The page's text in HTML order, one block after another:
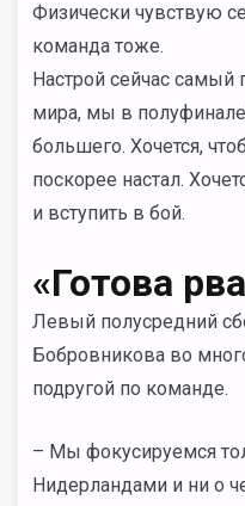
Физически чувствую
команда тоже.
Настрой сейчас самый
мира, мы в
большего. Хочется,
поскорее настал.
и вступить в бой.
«Готова
Левый полусредний
Бобровникова во
подругой по команде.
– Мы фокусируемся
Нидерландами и ни о